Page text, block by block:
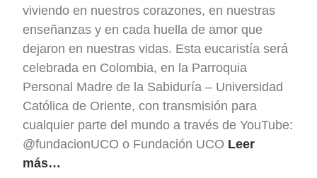
viviendo en nuestros corazones, en nuestras
enseñanzas y en cada huella de amor que
dejaron en nuestras vidas. Esta eucaristía será
celebrada en Colombia, en la Parroquia
Personal Madre de la Sabiduría – Universidad
Católica de Oriente, con transmisión para
cualquier parte del mundo a través de YouTube:
@fundacionUCO o Fundación UCO Leer
más…